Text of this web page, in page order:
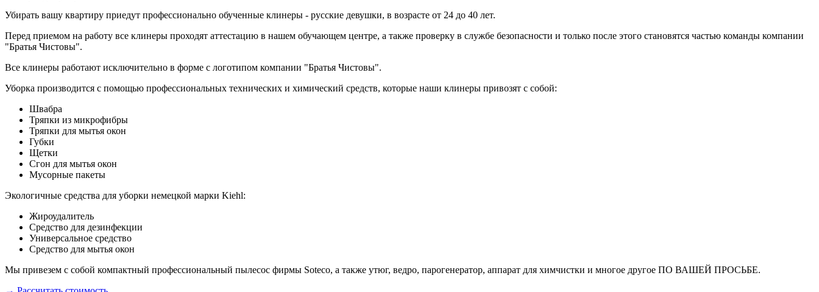
Убирать вашу квартиру приедут профессионально обученные клинеры - русские девушки, в возрасте от 24 до 40 лет.
Перед приемом на работу все клинеры проходят аттестацию в нашем обучающем центре, а также проверку в службе безопасности и только после этого становятся частью команды компании
"Братья Чистовы".
Все клинеры работают исключительно в форме с логотипом компании "Братья Чистовы".
Уборка производится с помощью профессиональных технических и химический средств, которые наши клинеры привозят с собой:
Швабра
Тряпки из микрофибры
Тряпки для мытья окон
Губки
Щетки
Сгон для мытья окон
Мусорные пакеты
Экологичные средства для уборки немецкой марки Kiehl:
Жироудалитель
Средство для дезинфекции
Универсальное средство
Средство для мытья окон
Мы привезем с собой компактный профессиональный пылесос фирмы Soteco, а также утюг, ведро, парогенератор, аппарат для химчистки и многое другое ПО ВАШЕЙ ПРОСЬБЕ.